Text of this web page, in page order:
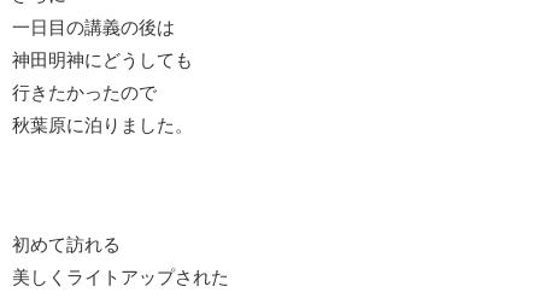
一日目の講義の後は
神田明神にどうしても
行きたかったので
秋葉原に泊りました。
初めて訪れる
美しくライトアップされた